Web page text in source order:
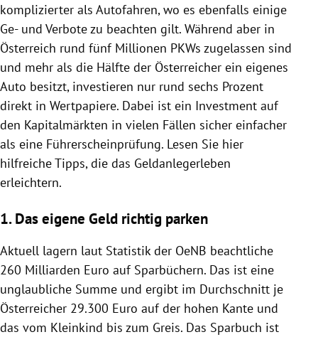
komplizierter als Autofahren, wo es ebenfalls einige
Ge- und Verbote zu beachten gilt. Während aber in
Österreich rund fünf Millionen PKWs zugelassen sind
und mehr als die Hälfte der Österreicher ein eigenes
Auto besitzt, investieren nur rund sechs Prozent
direkt in Wertpapiere. Dabei ist ein Investment auf
den Kapitalmärkten in vielen Fällen sicher einfacher
als eine Führerscheinprüfung. Lesen Sie hier
hilfreiche Tipps, die das Geldanlegerleben
erleichtern.
1. Das eigene Geld richtig parken
Aktuell lagern laut Statistik der OeNB beachtliche
260 Milliarden Euro auf Sparbüchern. Das ist eine
unglaubliche Summe und ergibt im Durchschnitt je
Österreicher 29.300 Euro auf der hohen Kante und
das vom Kleinkind bis zum Greis. Das Sparbuch ist